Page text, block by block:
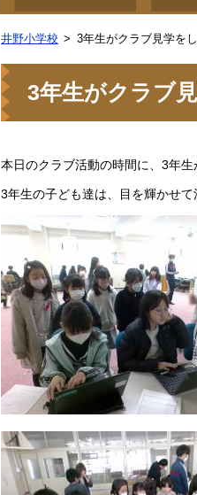
井野小学校 3年生がクラブ見学をし
3年生がクラブ
本日のクラブ活動の時間に、3年生
3年生の子ども達は、目を輝かせて